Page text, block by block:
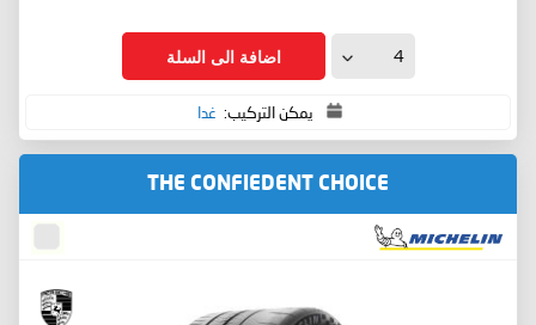
اضافة الى السلة
يمكن التركيب: غدا
THE CONFIEDENT CHOICE